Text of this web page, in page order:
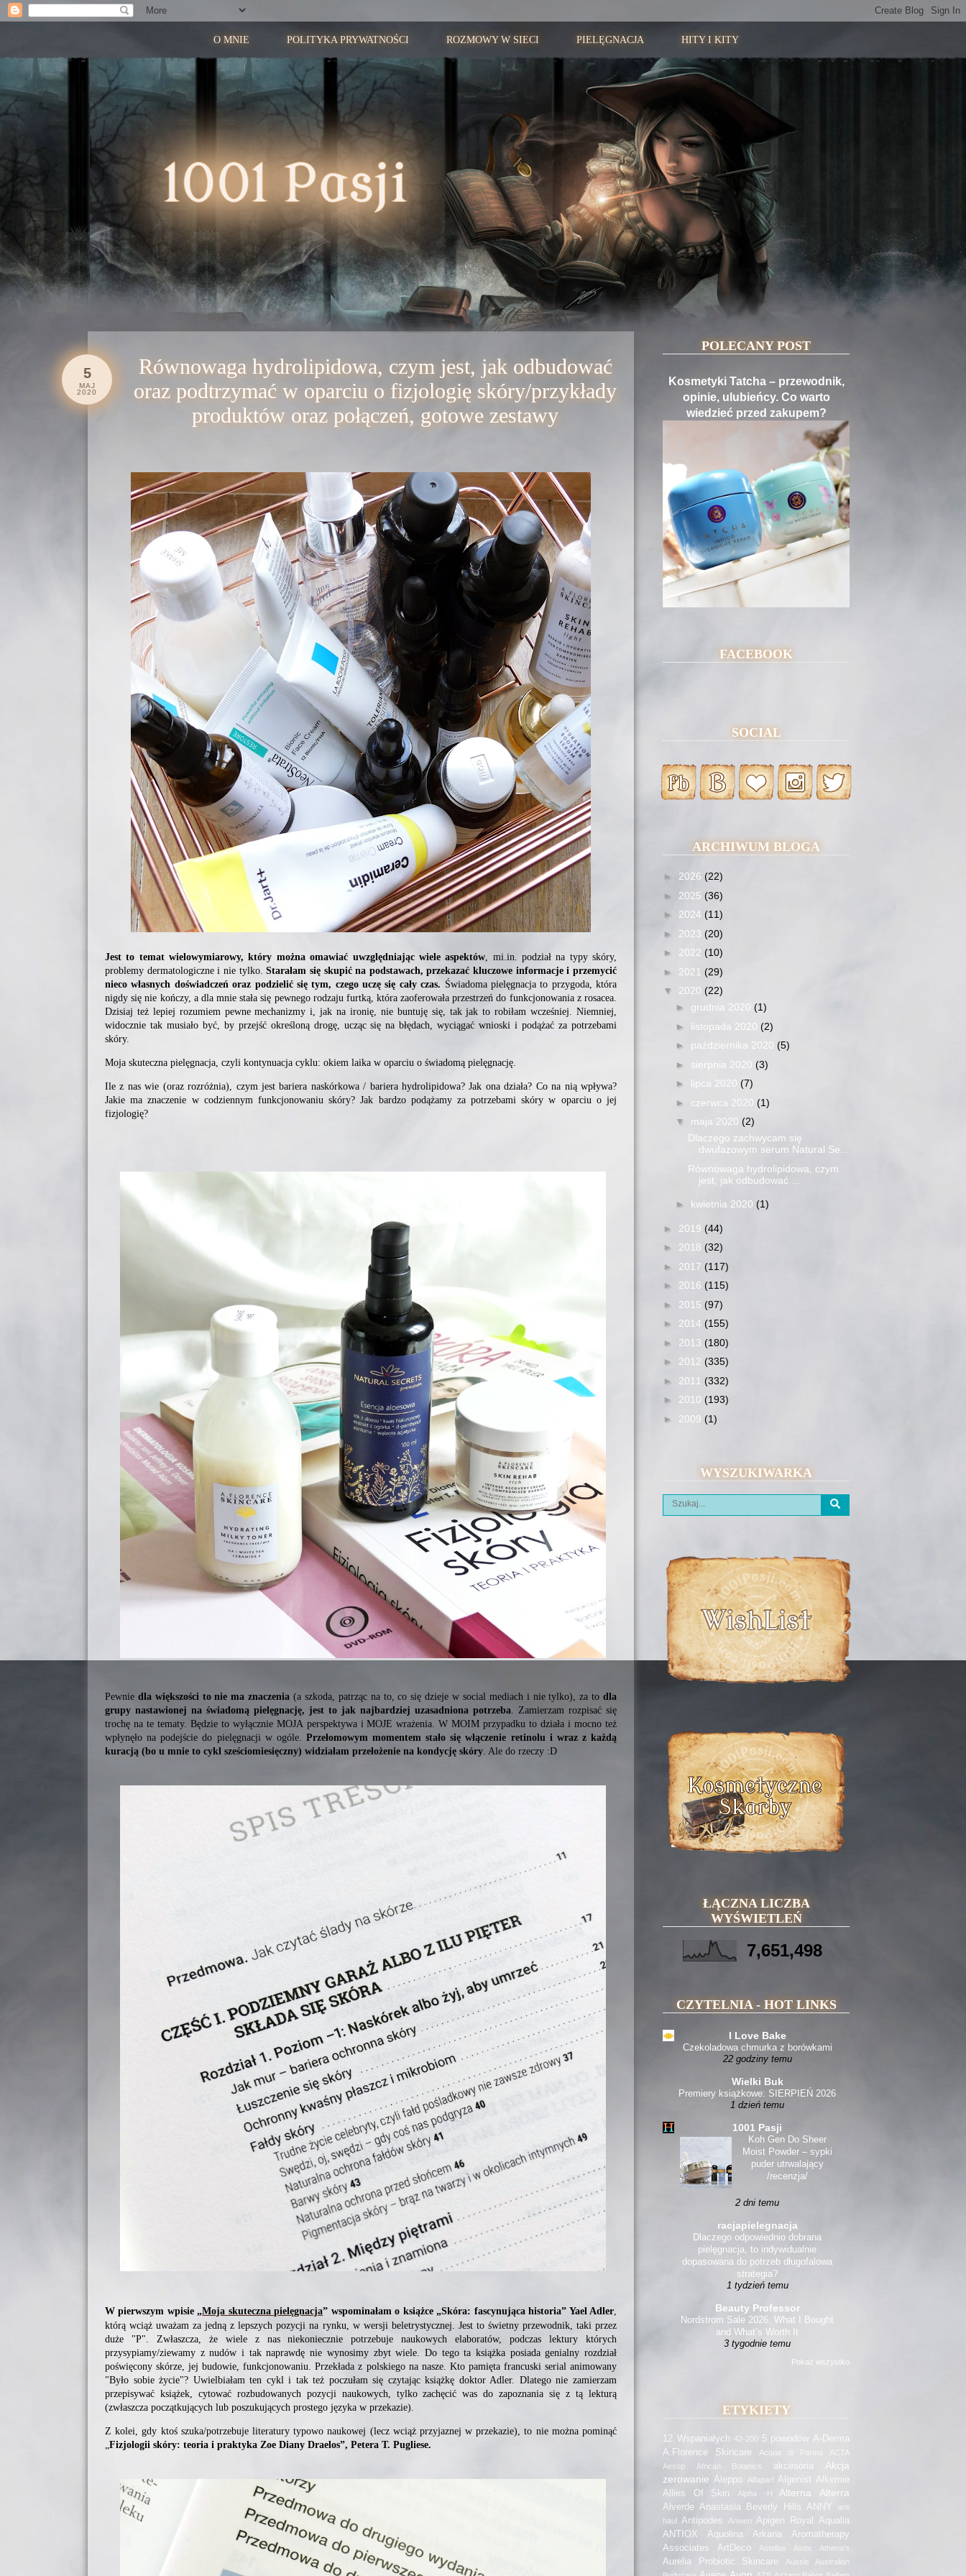
O MNIE POLITYKA PRYWATNOŚCI ROZMOWY W SIECI PIELĘGNACJA HITY I KITY
5
MAJ
2020
Równowaga hydrolipidowa, czym jest, jak odbudować
oraz podtrzymać w oparciu o fizjologię skóry/przykłady
produktów oraz połączeń, gotowe zestawy
Jest to temat wielowymiarowy, który można omawiać uwzględniając wiele aspektów, mi.in. podział na typy skóry,
problemy dermatologiczne i nie tylko. Starałam się skupić na podstawach, przekazać kluczowe informacje i przemycić
nieco własnych doświadczeń oraz podzielić się tym, czego uczę się cały czas. Świadoma pielęgnacja to przygoda, która
nigdy się nie kończy, a dla mnie stała się pewnego rodzaju furtką, która zaoferowała przestrzeń do funkcjonowania z rosacea.
Dzisiaj też lepiej rozumiem pewne mechanizmy i, jak na ironię, nie buntuję się, tak jak to robiłam wcześniej. Niemniej,
widocznie tak musiało być, by przejść określoną drogę, ucząc się na błędach, wyciągać wnioski i podążać za potrzebami
skóry.
Moja skuteczna pielęgnacja, czyli kontynuacja cyklu: okiem laika w oparciu o świadomą pielęgnację.
Ile z nas wie (oraz rozróżnia), czym jest bariera naskórkowa / bariera hydrolipidowa? Jak ona działa? Co na nią wpływa?
Jakie ma znaczenie w codziennym funkcjonowaniu skóry? Jak bardzo podążamy za potrzebami skóry w oparciu o jej
fizjologię?
Pewnie dla większości to nie ma znaczenia (a szkoda, patrząc na to, co się dzieje w social mediach i nie tylko), za todla
grupy nastawionej na świadomą pielęgnację, jest to jak najbardziej uzasadniona potrzeba . Zamierzam rozpisać się
trochę na te tematy. Będzie to wyłącznie MOJA perspektywa i MOJE wrażenia. W MOIM przypadku to działa i mocno też
wpłynęło na podejście do pielęgnacji w ogóle. Przełomowym momentem stało się włączenie retinolu i wraz z każdą
kuracją (bo u mnie to cykl sześciomiesięczny) widziałam przełożenie na kondycję skóry . Ale do rzeczy :D
W pierwszym wpisie „Moja skuteczna pielęgnacja” wspominałam o książce „Skóra: fascynująca historia” Yael Adler
którą wciąż uważam za jedną z lepszych pozycji na rynku, w wersji beletrystycznej. Jest to świetny przewodnik, taki przez
duże "P". Zwłaszcza, że wiele z nas niekoniecznie potrzebuje naukowych elaboratów, podczas lektury których
przysypiamy/ziewamy z nudów i tak naprawdę nie wynosimy zbyt wiele. Do tego ta książka posiada genialny rozdział
poświęcony skórze, jej budowie, funkcjonowaniu. Przekłada z polskiego na nasze. Kto pamięta francuski serial animowany
"Było sobie życie"? Uwielbiałam ten cykl i tak też poczułam się czytając książkę doktor Adler. Dlatego nie zamierzam
przepisywać książek, cytować rozbudowanych pozycji naukowych, tylko zachęcić was do zapoznania się z tą lekturą
(zwłaszcza początkujących lub poszukujących prostego języka w przekazie).
Z kolei, gdy ktoś szuka/potrzebuje literatury typowo naukowej (lecz wciąż przyjaznej w przekazie), to nie można pominąć
Fizjologii skóry: teoria i praktyka Zoe Diany Draelos”, Petera T. Pugliese.
POLECANY POST
Kosmetyki Tatcha – przewodnik,
opinie, ulubieńcy. Co warto
wiedzieć przed zakupem?
FACEBOOK
SOCIAL
ARCHIWUM BLOGA
► 2026 (22)
► 2025 (36)
► 2024 (11)
► 2023 (20)
► 2022 (10)
► 2021 (29)
▼ 2020 (22)
► grudnia 2020 (1)
► listopada 2020 (2)
► października 2020 (5)
► sierpnia 2020 (3)
► lipca 2020 (7)
► czerwca 2020 (1)
▼ maja 2020 (2)
Dlaczego zachwycam się
dwufazowym serum Natural Se...
Równowaga hydrolipidowa, czym
jest, jak odbudować ...
► kwietnia 2020 (1)
► 2019 (44)
► 2018 (32)
► 2017 (117)
► 2016 (115)
► 2015 (97)
► 2014 (155)
► 2013 (180)
► 2012 (335)
► 2011 (332)
► 2010 (193)
► 2009 (1)
WYSZUKIWARKA
ŁĄCZNA LICZBA
WYŚWIETLEŃ
7,651,498
CZYTELNIA - HOT LINKS
I Love Bake
Czekoladowa chmurka z borówkami
22 godziny temu
Wielki Buk
Premiery książkowe: SIERPIEŃ 2026
1 dzień temu
1001 Pasji
Koh Gen Do Sheer
Moist Powder – sypki
puder utrwalający
/recenzja/
2 dni temu
racjapielegnacja
Dlaczego odpowiednio dobrana
pielęgnacja, to indywidualnie
dopasowana do potrzeb długofalowa
strategia?
1 tydzień temu
Beauty Professor
Nordstrom Sale 2026: What I Bought
and What’s Worth It
3 tygodnie temu
Pokaż wszystko
ETYKIETY
12 Wspaniałych 42-200 5 powodów A-Derma
A.Florence Skincare
Acqua di Parma
ACTA
Aesop
African Botanics akcesoria
Akcja
zerowanie Aleppo Alfaparf Algenist Alkemie
Allies Of Skin
Alpha -H Alterna Alterra
Alverde Anastasia Beverly Hills ANNY
anti
haul Antipodes Anwen Apigen Royal
Aqualia
ANTIOX
Aquolina Arkana
Aromatherapy
Associates
ArtDeco Astellas Astor Athena's
Aurelia Probiotic Skincare Aussie
Australian